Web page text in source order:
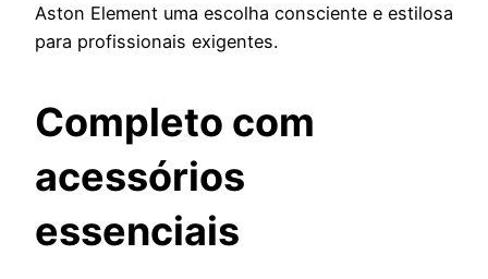
Aston Element uma escolha consciente e estilosa
para profissionais exigentes.
Completo com
acessórios
essenciais